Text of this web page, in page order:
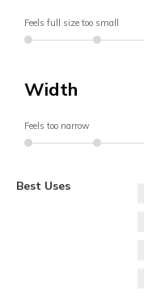
Feels full size too small
Width
Feels too narrow
Best Uses